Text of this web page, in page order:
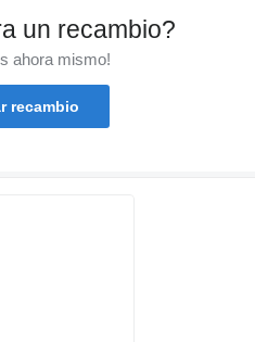
un recambio?
ahora mismo!
recambio